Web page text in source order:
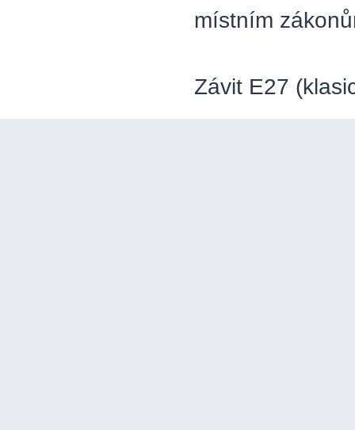
místním
Závit E27